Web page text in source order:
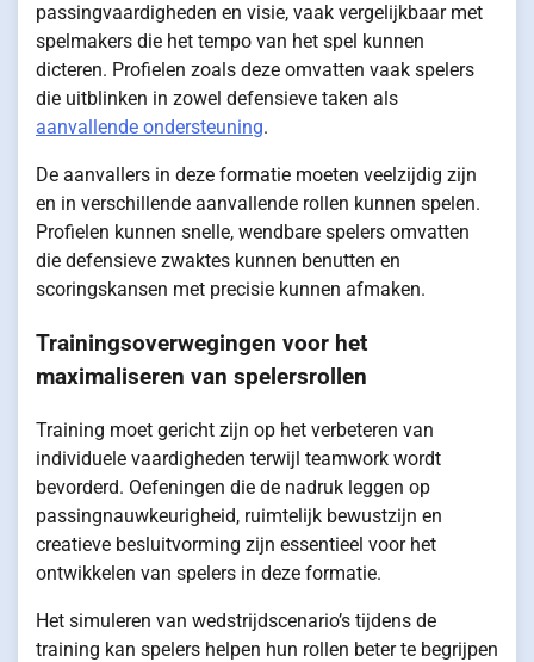
passingvaardigheden en visie, vaak vergelijkbaar met
spelmakers die het tempo van het spel kunnen
dicteren. Profielen zoals deze omvatten vaak spelers
die uitblinken in zowel defensieve taken als
aanvallende ondersteuning.
De aanvallers in deze formatie moeten veelzijdig zijn
en in verschillende aanvallende rollen kunnen spelen.
Profielen kunnen snelle, wendbare spelers omvatten
die defensieve zwaktes kunnen benutten en
scoringskansen met precisie kunnen afmaken.
Trainingsoverwegingen voor het
maximaliseren van spelersrollen
Training moet gericht zijn op het verbeteren van
individuele vaardigheden terwijl teamwork wordt
bevorderd. Oefeningen die de nadruk leggen op
passingnauwkeurigheid, ruimtelijk bewustzijn en
creatieve besluitvorming zijn essentieel voor het
ontwikkelen van spelers in deze formatie.
Het simuleren van wedstrijdscenario’s tijdens de
training kan spelers helpen hun rollen beter te begrijpen